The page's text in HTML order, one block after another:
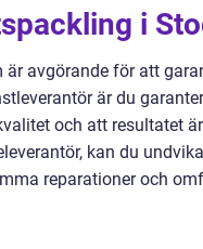
i
avgörande för att
är du
och att resultatet
kan du
reparationer och